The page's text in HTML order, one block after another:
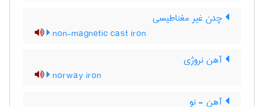
چدن غیر مغناطیسی
non-magnetic cast iron
آهن نروژی
norway iron
آهن - نو